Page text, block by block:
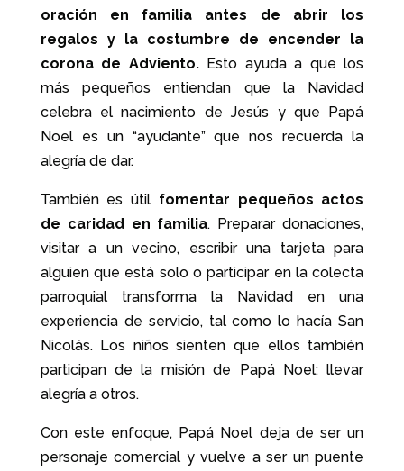
oración en familia antes de abrir los
regalos y la costumbre de encender la
corona de Adviento.Esto ayuda a que los
más pequeños entiendan que la Navidad
celebra el nacimiento de Jesús y que Papá
Noel es un “ayudante” que nos recuerda la
alegría de dar.
También es útil fomentar pequeños actos
de caridad en familia. Preparar donaciones,
visitar a un vecino, escribir una tarjeta para
alguien que está solo o participar en la colecta
parroquial transforma la Navidad en una
experiencia de servicio, tal como lo hacía San
Nicolás. Los niños sienten que ellos también
participan de la misión de Papá Noel: llevar
alegría a otros.
Con este enfoque, Papá Noel deja de ser un
personaje comercial y vuelve a ser un puente